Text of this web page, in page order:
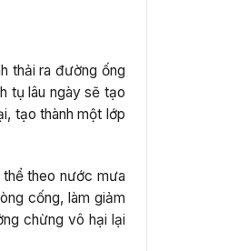
thải ra đường ống
tụ lâu ngày sẽ tạo
tạo thành một lớp
theo nước mưa
cống, làm giảm
chừng vô hại lại